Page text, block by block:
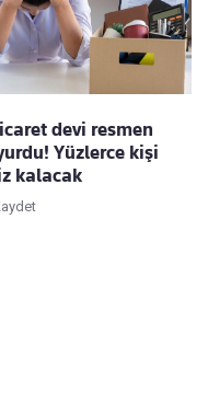
devi resmen
Yüzlerce kişi
kalacak